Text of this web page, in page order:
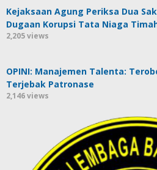
Kejaksaan Agung Periksa Dua
Dugaan Korupsi Tata Niaga
2,205 views
OPINI: Manajemen Talenta:
Terjebak Patronase
2,146 views